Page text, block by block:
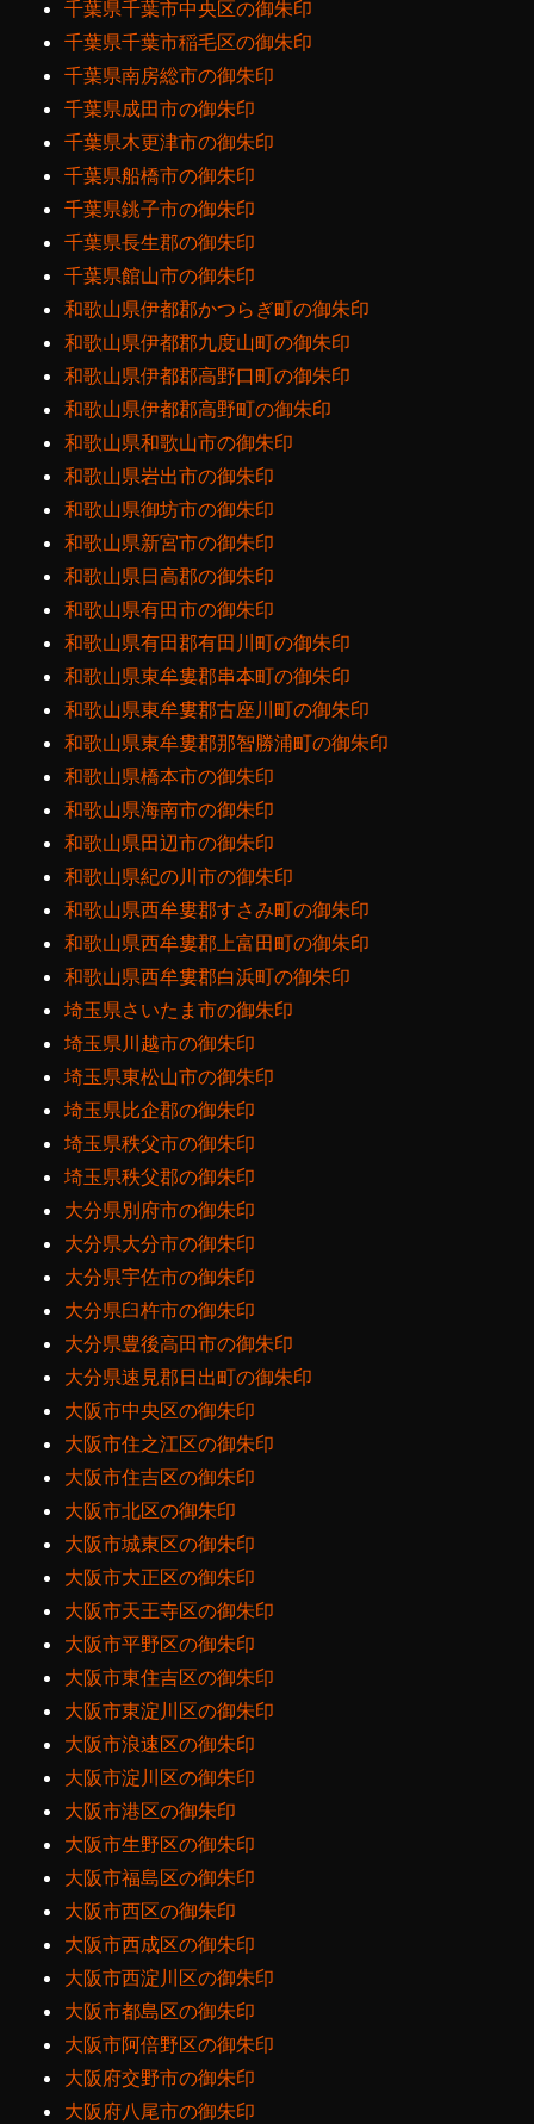
千葉県千葉市中央区の御朱印
千葉県千葉市稲毛区の御朱印
千葉県南房総市の御朱印
千葉県成田市の御朱印
千葉県木更津市の御朱印
千葉県船橋市の御朱印
千葉県銚子市の御朱印
千葉県長生郡の御朱印
千葉県館山市の御朱印
和歌山県伊都郡かつらぎ町の御朱印
和歌山県伊都郡九度山町の御朱印
和歌山県伊都郡高野口町の御朱印
和歌山県伊都郡高野町の御朱印
和歌山県和歌山市の御朱印
和歌山県岩出市の御朱印
和歌山県御坊市の御朱印
和歌山県新宮市の御朱印
和歌山県日高郡の御朱印
和歌山県有田市の御朱印
和歌山県有田郡有田川町の御朱印
和歌山県東牟婁郡串本町の御朱印
和歌山県東牟婁郡古座川町の御朱印
和歌山県東牟婁郡那智勝浦町の御朱印
和歌山県橋本市の御朱印
和歌山県海南市の御朱印
和歌山県田辺市の御朱印
和歌山県紀の川市の御朱印
和歌山県西牟婁郡すさみ町の御朱印
和歌山県西牟婁郡上富田町の御朱印
和歌山県西牟婁郡白浜町の御朱印
埼玉県さいたま市の御朱印
埼玉県川越市の御朱印
埼玉県東松山市の御朱印
埼玉県比企郡の御朱印
埼玉県秩父市の御朱印
埼玉県秩父郡の御朱印
大分県別府市の御朱印
大分県大分市の御朱印
大分県宇佐市の御朱印
大分県臼杵市の御朱印
大分県豊後高田市の御朱印
大分県速見郡日出町の御朱印
大阪市中央区の御朱印
大阪市住之江区の御朱印
大阪市住吉区の御朱印
大阪市北区の御朱印
大阪市城東区の御朱印
大阪市大正区の御朱印
大阪市天王寺区の御朱印
大阪市平野区の御朱印
大阪市東住吉区の御朱印
大阪市東淀川区の御朱印
大阪市浪速区の御朱印
大阪市淀川区の御朱印
大阪市港区の御朱印
大阪市生野区の御朱印
大阪市福島区の御朱印
大阪市西区の御朱印
大阪市西成区の御朱印
大阪市西淀川区の御朱印
大阪市都島区の御朱印
大阪市阿倍野区の御朱印
大阪府交野市の御朱印
大阪府八尾市の御朱印